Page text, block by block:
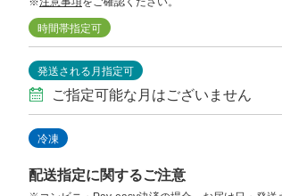
時間帯指定可
発送される月指定可
ご指定可能な月はございません
冷凍
配送指定に関するご注意